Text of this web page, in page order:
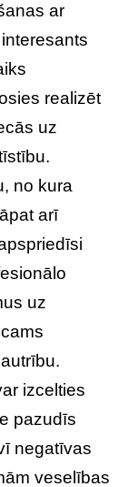
ar
realizēt
uz
no kura
arī
uz
izcelties
pazudīs
negatīvas
veselības